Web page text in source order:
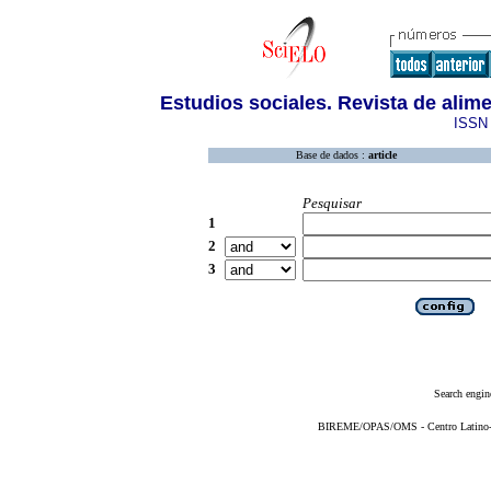
Estudios sociales. Revista de
Base de dados : article
Pesquisar
1
2
3
Search
BIREME/OPAS/OMS - Centro Latino-